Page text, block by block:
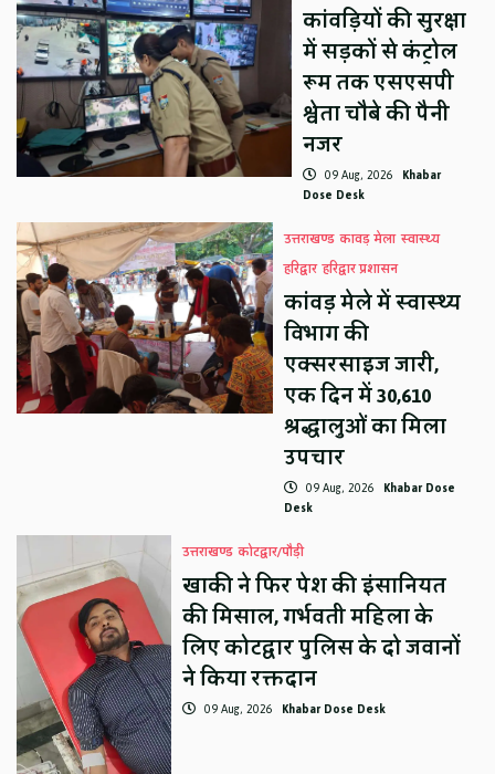
कांवड़ियों की सुरक्षा
में सड़कों से कंट्रोल
रूम तक एसएसपी
श्वेता चौबे की पैनी
नजर
09 Aug, 2026 Khabar
Dose Desk
उत्तराखण्ड कावड़ मेला स्वास्थ्य
हरिद्वार हरिद्वार प्रशासन
कांवड़ मेले में स्वास्थ्य
विभाग की
एक्सरसाइज जारी,
एक दिन में 30,610
श्रद्धालुओं का मिला
उपचार
09 Aug, 2026 Khabar Dose
Desk
उत्तराखण्ड कोटद्वार/पौड़ी
खाकी ने फिर पेश की इंसानियत
की मिसाल, गर्भवती महिला के
लिए कोटद्वार पुलिस के दो जवानों
ने किया रक्तदान
09 Aug, 2026 Khabar Dose Desk